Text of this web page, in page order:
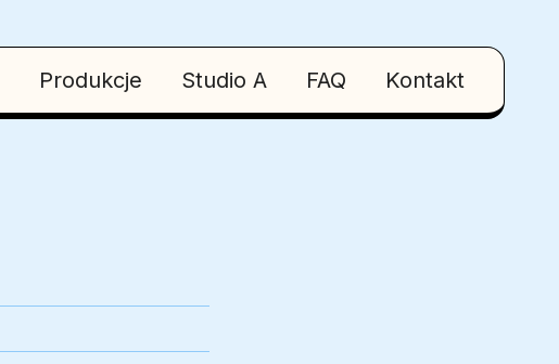
Produkcje Studio A FAQ Kontakt